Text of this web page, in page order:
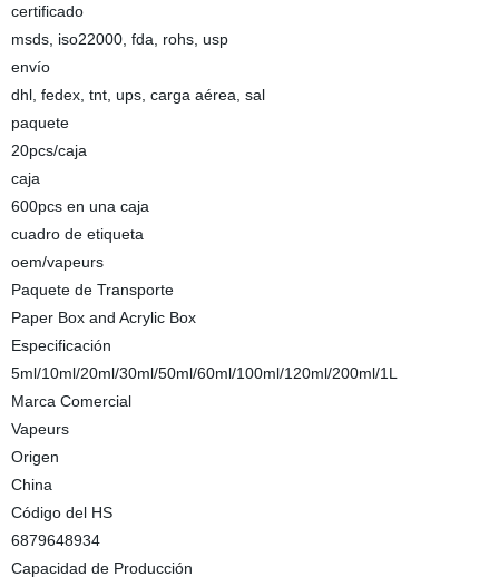
certificado
msds, iso22000, fda, rohs, usp
envío
dhl, fedex, tnt, ups, carga aérea, sal
paquete
20pcs/caja
caja
600pcs en una caja
cuadro de etiqueta
oem/vapeurs
Paquete de Transporte
Paper Box and Acrylic Box
Especificación
5ml/10ml/20ml/30ml/50ml/60ml/100ml/120ml/200ml/1L
Marca Comercial
Vapeurs
Origen
China
Código del HS
6879648934
Capacidad de Producción